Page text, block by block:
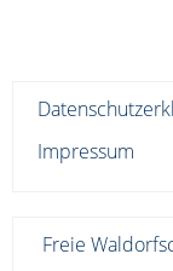
Impressum
Freie